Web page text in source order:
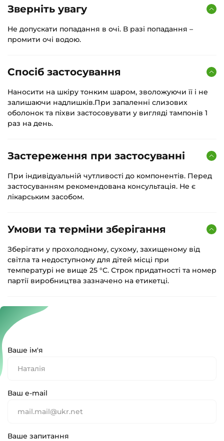
Зверніть увагу
Не допускати попадання в очі. В разі попадання –
промити очі водою.
Спосіб застосування
Наносити на шкіру тонким шаром, зволожуючи її і не
залишаючи надлишків.При запаленні слизових
оболонок та піхви застосовувати у вигляді тампонів 1
раз на день.
Застереження при застосуванні
При індивідуальній чутливості до компонентів. Перед
застосуванням рекомендована консультація. Не є
лікарським засобом.
Умови та терміни зберігання
Зберігати у прохолодному, сухому, захищеному від
світла та недоступному для дітей місці при
температурі не вище 25 °С. Строк придатності та номер
партії виробництва зазначено на етикетці.
Ваше ім'я
Ваш e-mail
Ваше запитання